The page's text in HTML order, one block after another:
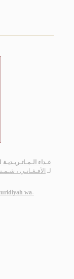
عـداء
لـ الأفـغـانـي ،
wa-